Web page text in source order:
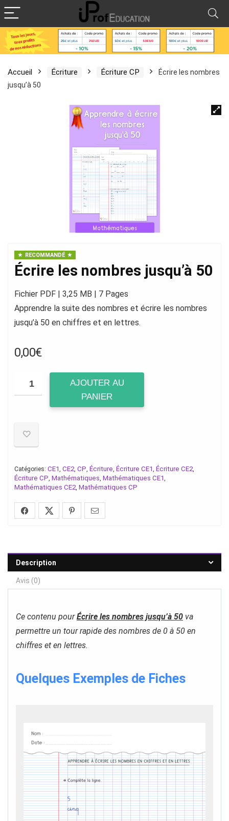
Accueil Écriture Écriture CP
Écrire les nombres
jusqu’à 50
RECOMMANDÉ
Écrire les nombres jusqu’à 50
Fichier PDF | 3,25 MB | 7 Pages
Apprendre la suite des nombres et écrire les nombres
jusqu’à 50 en chiffres et en lettres.
0,00€
AJOUTER AU
PANIER
Catégories: CE1, CE2, CP, Écriture, Écriture CE1, Écriture CE2,
Écriture CP, Mathématiques, Mathématiques CE1,
Mathématiques CE2, Mathématiques CP
Description
Avis (0)
Ce contenu pourÉcrire les nombres jusqu’à 50 va
permettre un tour rapide des nombres de 0 à 50 en
chiffres et en lettres.
Quelques Exemples de Fiches